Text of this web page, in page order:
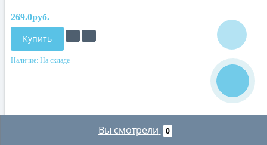
269.0руб.
Купить
Наличие: На складе
Вы смотрели 0